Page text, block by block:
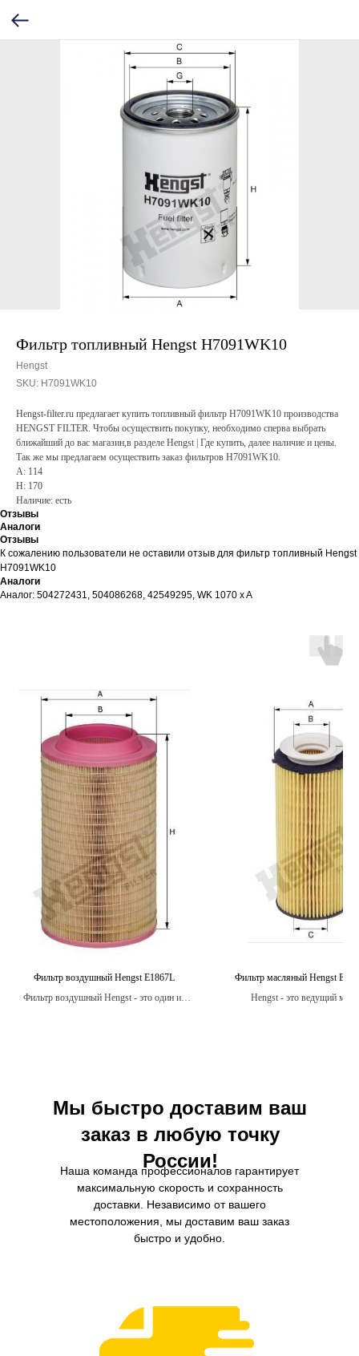
Фильтр топливный Hengst H7091WK10
Hengst
SKU: H7091WK10
Hengst-filter.ru предлагает купить топливный фильтр H7091WK10 производства
HENGST FILTER. Чтобы осуществить покупку, необходимо сперва выбрать
ближайший до вас магазин,в разделе Hengst | Где купить, далее наличие и цены.
Так же мы предлагаем осуществить заказ фильтров H7091WK10.
A: 114
H: 170
Наличие: есть
Отзывы
Аналоги
Отзывы
К сожалению пользователи не оставили отзыв для фильтр топливный Hengst
H7091WK10
Аналоги
Аналог: 504272431, 504086268, 42549295, WK 1070 x A
Фильтр воздушный Hengst E1867L
Фильтр воздушный Hengst - это один из
Фильтр масляный Hengst
Hengst - это ведущий
Мы быстро доставим ваш
заказ в любую точку
России!
Наша команда профессионалов гарантирует
максимальную скорость и сохранность
доставки. Независимо от вашего
местоположения, мы доставим ваш заказ
быстро и удобно.